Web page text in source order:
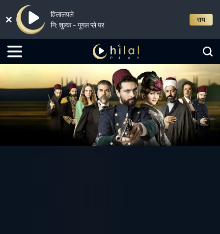
हिलालपले
नि: शुल्क - गूगल प्ले पर
राय